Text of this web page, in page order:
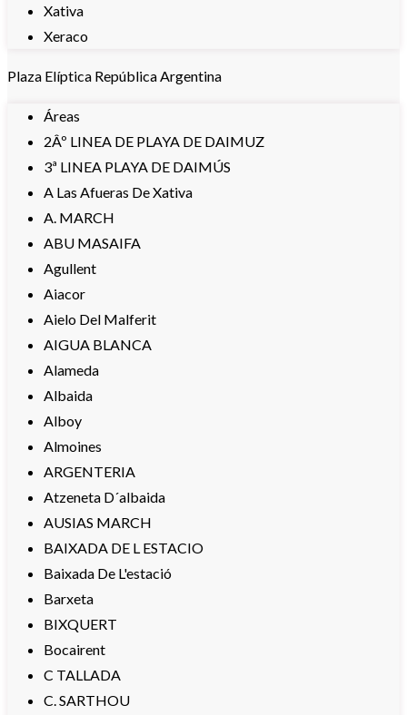
Xativa
Xeraco
Plaza Elíptica República Argentina
Áreas
2Âº LINEA DE PLAYA DE DAIMUZ
3ª LINEA PLAYA DE DAIMÚS
A Las Afueras De Xativa
A. MARCH
ABU MASAIFA
Agullent
Aiacor
Aielo Del Malferit
AIGUA BLANCA
Alameda
Albaida
Alboy
Almoines
ARGENTERIA
Atzeneta D´albaida
AUSIAS MARCH
BAIXADA DE L ESTACIO
Baixada De L'estació
Barxeta
BIXQUERT
Bocairent
C TALLADA
C. SARTHOU